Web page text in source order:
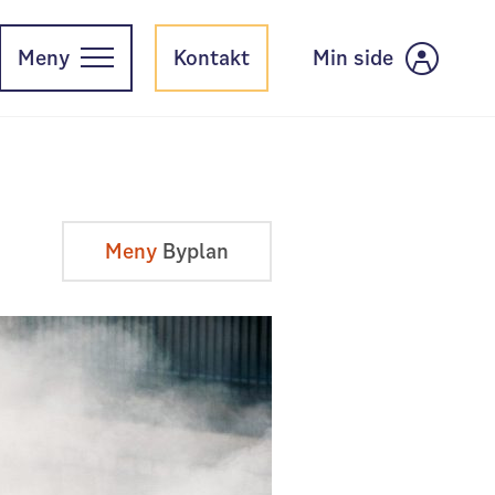
Meny Kontakt Min side
Meny Byplan